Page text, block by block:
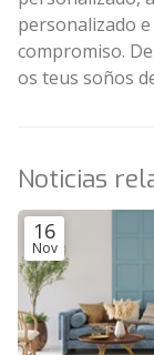
personalizado
compromiso.
os teus soños
Noticias
16
Nov